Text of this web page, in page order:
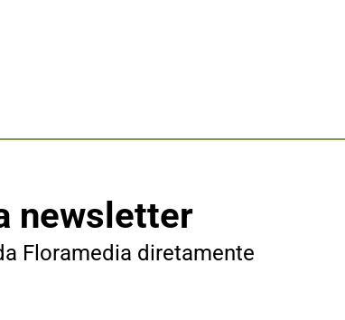
newsletter
Floramedia diretamente